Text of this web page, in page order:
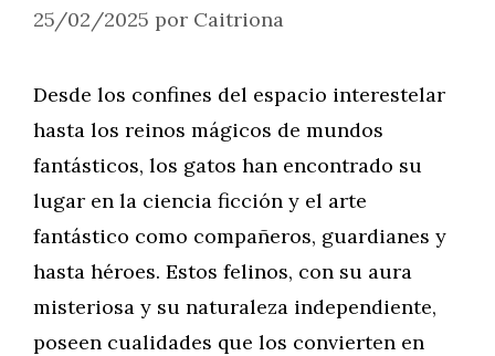
25/02/2025 por Caitriona
Desde los confines del espacio interestelar
hasta los reinos mágicos de mundos
fantásticos, los gatos han encontrado su
lugar en la ciencia ficción y el arte
fantástico como compañeros, guardianes y
hasta héroes. Estos felinos, con su aura
misteriosa y su naturaleza independiente,
poseen cualidades que los convierten en